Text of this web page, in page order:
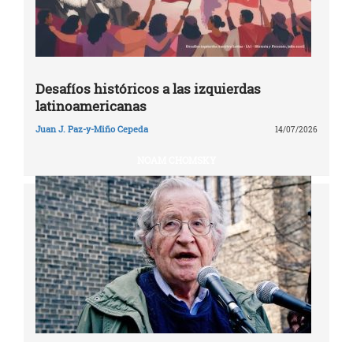
Desafíos históricos a las izquierdas
latinoamericanas
Juan J. Paz-y-Miño Cepeda 14/07/2026